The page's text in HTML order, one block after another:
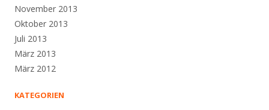
November 2013
Oktober 2013
Juli 2013
März 2013
März 2012
KATEGORIEN